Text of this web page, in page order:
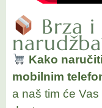
Brza
narudžba
Kako
mobilnim
a naš tim će